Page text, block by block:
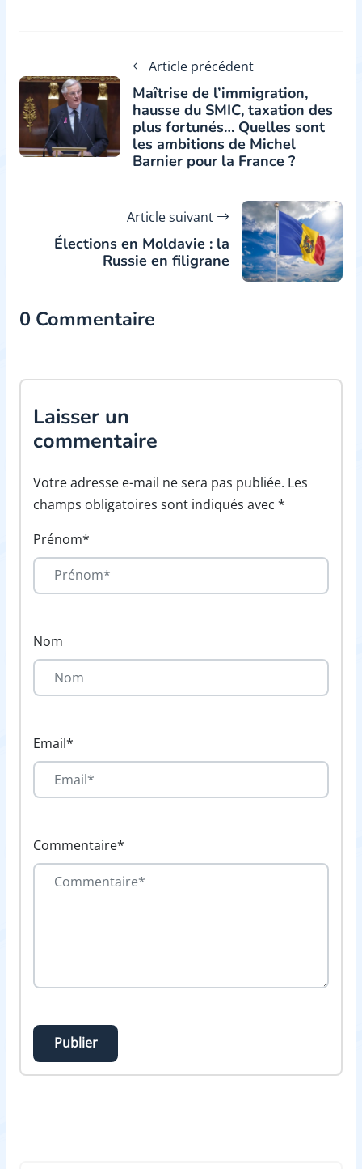
Article précédent
Maîtrise de l’immigration,
hausse du SMIC, taxation des
plus fortunés… Quelles sont
les ambitions de Michel
Barnier pour la France ?
Article suivant
Élections en Moldavie : la
Russie en filigrane
0 Commentaire
Laisser un
commentaire
Votre adresse e-mail ne sera pas publiée. Les
champs obligatoires sont indiqués avec *
Prénom*
Nom
Email*
Commentaire*
Publier